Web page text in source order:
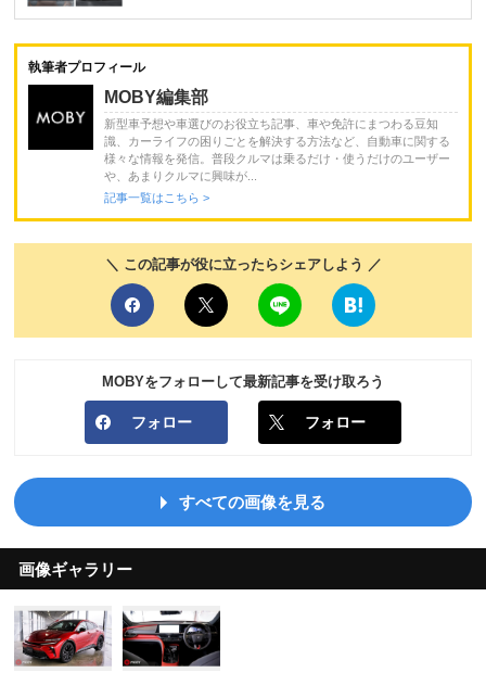
執筆者プロフィール
MOBY編集部
新型車予想や車選びのお役立ち記事、車や免許にまつわる豆知
識、カーライフの困りごとを解決する方法など、自動車に関する
様々な情報を発信。普段クルマは乗るだけ・使うだけのユーザー
や、あまりクルマに興味が...
記事一覧はこちら >
＼ この記事が役に立ったらシェアしよう ／
MOBYをフォローして最新記事を受け取ろう
フォロー フォロー
すべての画像を見る
画像ギャラリー